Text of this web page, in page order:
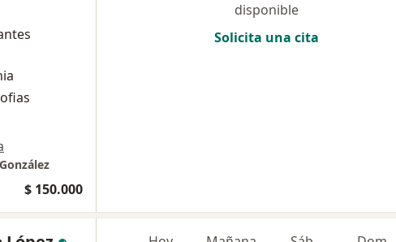
$ 150.000
disponible
Solicita una cita